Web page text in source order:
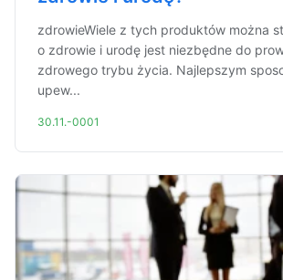
zdrowieWiele z tych produktów można
o zdrowie i urodę jest niezbędne do
zdrowego trybu życia. Najlepszym
upew...
30.11.-0001